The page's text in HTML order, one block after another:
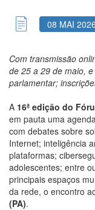
08 MAI 2026
Com transmissão
de 25 a 29 de maio,
parlamentar;
A 16ª edição do
em pauta uma
com debates sobre
Internet; inteligência
plataformas;
adolescentes; entre
principais espaços
da rede, o encontro
(PA).